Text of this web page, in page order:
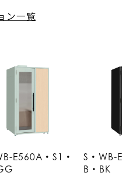
ン一覧
E560A・S1・
S・WB-
B・BK